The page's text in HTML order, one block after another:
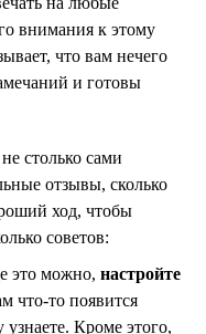
внимания к этому
что вам нечего
и готовы
столько сами
отзывы, сколько
ход, чтобы
советов:
это можно, настройте
что-то появится
Кроме этого,